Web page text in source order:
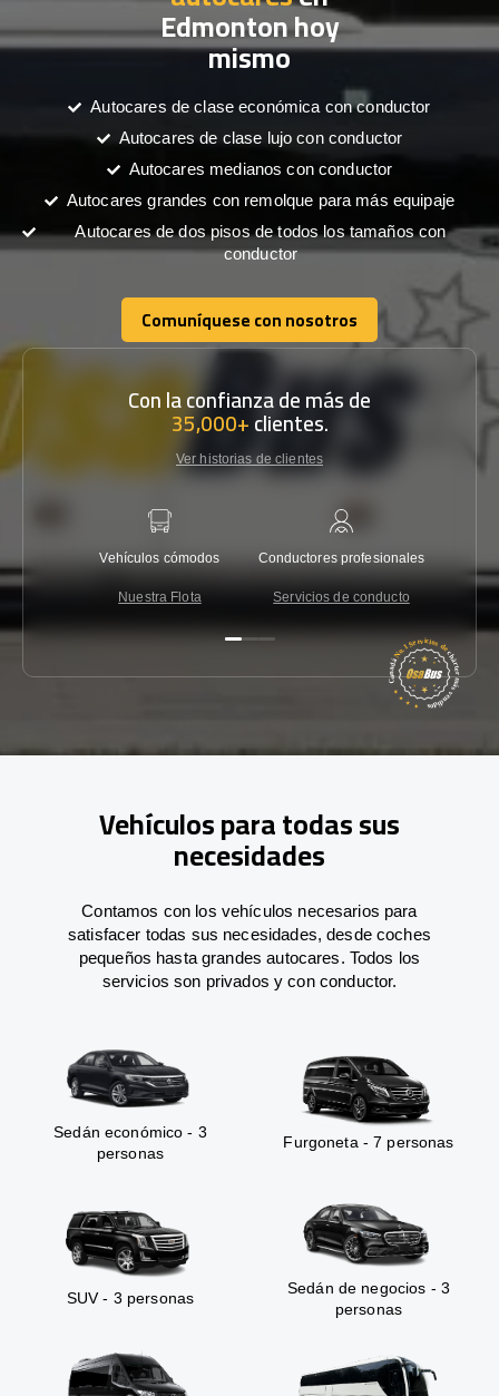
Edmonton hoy
mismo
Autocares de clase económica con conductor
Autocares de clase lujo con conductor
Autocares medianos con conductor
Autocares grandes con remolque para más equipaje
Autocares de dos pisos de todos los tamaños con
conductor
Comuníquese con nosotros
Comuníquese con nosotros
Con la confianza de más de
35,000+clientes.
Ver historias de clientes
Vehículos cómodos
Nuestra Flota
Conductores profesionales
Servicios de conducto
Vehículos para todas sus
necesidades
Contamos con los vehículos necesarios para
satisfacer todas sus necesidades, desde coches
pequeños hasta grandes autocares. Todos los
servicios son privados y con conductor.
Sedán económico - 3
personas
Furgoneta - 7 personas
SUV - 3 personas
Sedán de negocios - 3
personas